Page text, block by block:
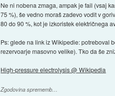
Ne ni nobena zmaga, ampak je fail (vsaj
75 %), še vedno moraš zadevo vodit v
80 do 90 %, kot je izkoristek električnega
Ps: glede na link iz Wikipedie: potreboval
rezervoarje masovno velike). Tko da še
High-pressure electrolysis @ Wikipedia
Zgodovina sprememb…